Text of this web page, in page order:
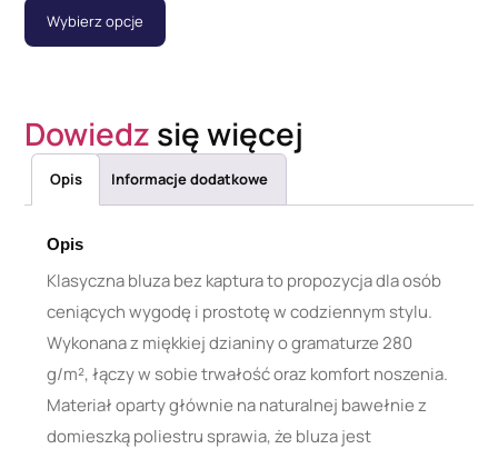
Wybierz opcje
Dowiedz się więcej
Opis Informacje dodatkowe
Opis
Klasyczna bluza bez kaptura to propozycja dla osób
ceniących wygodę i prostotę w codziennym stylu.
Wykonana z miękkiej dzianiny o gramaturze 280
g/m², łączy w sobie trwałość oraz komfort noszenia.
Materiał oparty głównie na naturalnej bawełnie z
domieszką poliestru sprawia, że bluza jest